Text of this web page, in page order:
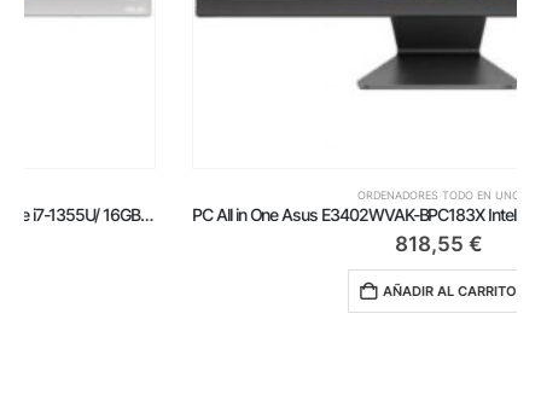
PC All in One Asus E3402WVAK-BPC183X Intel Core i5-1335U/ 16GB/ 512GB SSD/ 23.8’/ Win11 Pro